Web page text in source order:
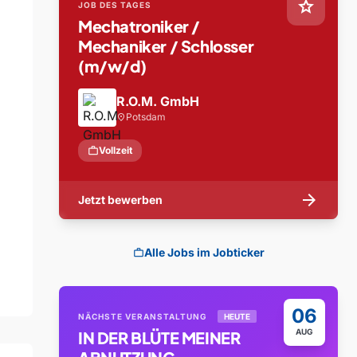
star
JOB DES TAGES
Mechatroniker /
Mechaniker / Schlosser
(m/w/d)
R.O.M. GmbH
location_on Potsdam
workVollzeit
Jetzt bewerben arrow_forward
workAlle Jobs im Jobticker
06
AUG
NÄCHSTE VERANSTALTUNG HEUTE
IN DER BLÜTE MEINER